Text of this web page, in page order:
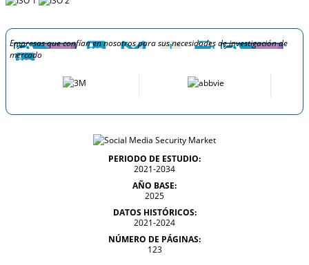
Empresas que confían en nosotros para sus necesidades de investigación de
mercado
PERIODO DE ESTUDIO:
2021-2034
AÑO BASE:
2025
DATOS HISTÓRICOS:
2021-2024
NÚMERO DE PÁGINAS:
123